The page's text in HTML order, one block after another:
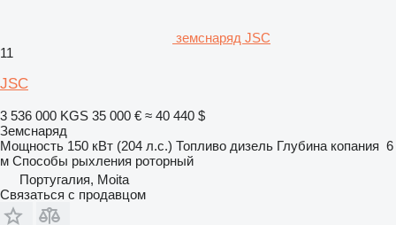
земснаряд JSC
11
JSC
3 536 000 KGS 35 000 € ≈ 40 440 $
Земснаряд
Мощность 150 кВт (204 л.с.) Топливо дизель Глубина копания 6
м Способы рыхления роторный
Португалия, Moita
Связаться с продавцом